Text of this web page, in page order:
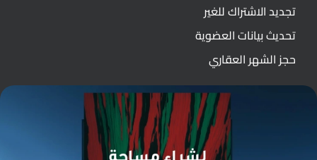
تجديد الاشتراك للغير
تحديث بيانات العضوية
حجز الشهر العقاري